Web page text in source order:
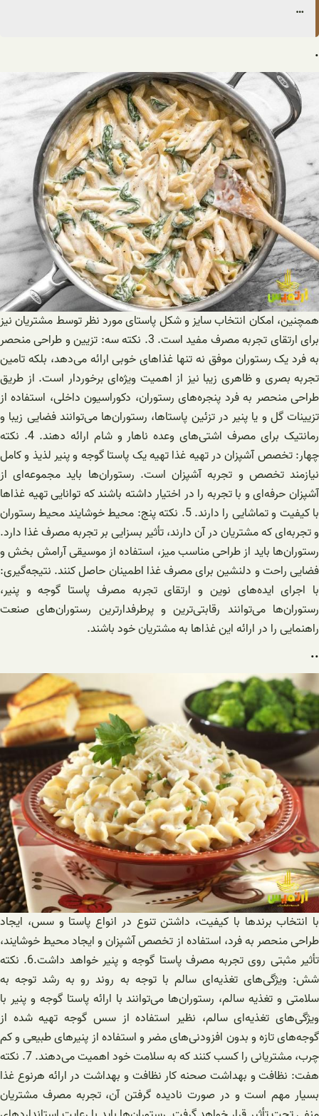
…
.
همچنین، امکان انتخاب سایز و شکل پاستای مورد نظر توسط مشتریان نیز
برای ارتقای تجربه مصرف مفید است. 3. نکته سه: تزیین و طراحی منحصر
به فرد یک رستوران موفق نه تنها غذاهای خوبی ارائه می‌دهد، بلکه تامین
تجربه بصری و ظاهری زیبا نیز از اهمیت ویژه‌ای برخوردار است. از طریق
طراحی منحصر به فرد پنجره‌های رستوران، دکوراسیون داخلی، استفاده از
تزیینات گل و یا پنیر در تزئین پاستاها، رستوران‌ها می‌توانند فضایی زیبا و
رمانتیک برای مصرف اشتی‌های وعده ناهار و شام ارائه دهند. 4. نکته
چهار: تخصص آشپزان در تهیه غذا تهیه یک پاستا گوجه و پنیر لذیذ و کامل
نیازمند تخصص و تجربه آشپزان است. رستوران‌ها باید مجموعه‌ای از
آشپزان حرفه‌ای و با تجربه را در اختیار داشته باشند که توانایی تهیه غذاها
با کیفیت و تماشایی را دارند. 5. نکته پنج: محیط خوشایند محیط رستوران
و تجربه‌ای که مشتریان در آن دارند، تأثیر بسزایی بر تجربه مصرف غذا دارد.
رستوران‌ها باید از طراحی مناسب میز، استفاده از موسیقی آرامش بخش و
فضایی راحت و دلنشین برای مصرف غذا اطمینان حاصل کنند. نتیجه‌گیری:
با اجرای ایده‌های نوین و ارتقای تجربه مصرف پاستا گوجه و پنیر،
رستوران‌ها می‌توانند رقابتی‌ترین و پرطرفدارترین رستوران‌های صنعت
راهنمایی را در ارائه این غذاها به مشتریان خود باشند.
..
با انتخاب برندها با کیفیت، داشتن تنوع در انواع پاستا و سس، ایجاد
طراحی منحصر به فرد، استفاده از تخصص آشپزان و ایجاد محیط خوشایند،
تأثیر مثبتی روی تجربه مصرف پاستا گوجه و پنیر خواهد داشت.6. نکته
شش: ویژگی‌های تغذیه‌ای سالم با توجه به روند رو به رشد توجه به
سلامتی و تغذیه سالم، رستوران‌ها می‌توانند با ارائه پاستا گوجه و پنیر با
ویژگی‌های تغذیه‌ای سالم، نظیر استفاده از سس گوجه تهیه شده از
گوجه‌های تازه و بدون افزودنی‌های مضر و استفاده از پنیر‌های طبیعی و کم
چرب، مشتریانی را کسب کنند که به سلامت خود اهمیت می‌دهند. 7. نکته
هفت: نظافت و بهداشت صحنه کار نظافت و بهداشت در ارائه هرنوع غذا
بسیار مهم است و در صورت نادیده گرفتن آن، تجربه مصرف مشتریان